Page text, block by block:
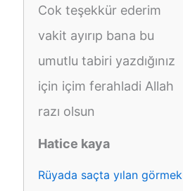
Cok teşekkür ederim
vakit ayırıp bana bu
umutlu tabiri yazdığınız
için içim ferahladi Allah
razı olsun
Hatice kaya
Rüyada saçta yılan görmek